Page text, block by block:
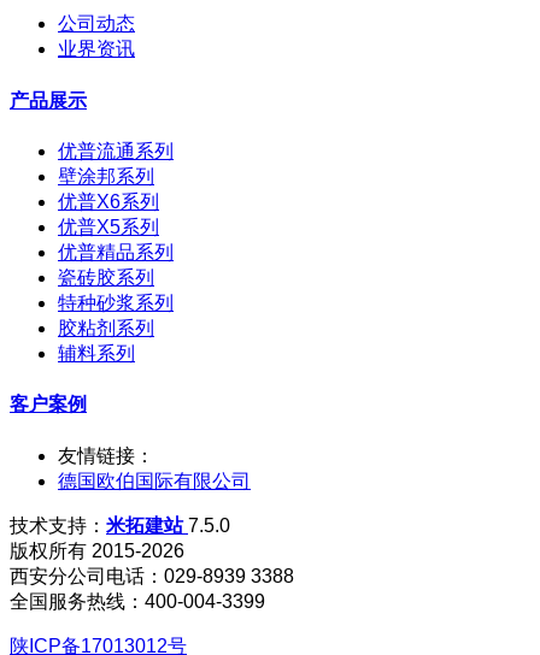
公司动态
业界资讯
产品展示
优普流通系列
壁涂邦系列
优普X6系列
优普X5系列
优普精品系列
瓷砖胶系列
特种砂浆系列
胶粘剂系列
辅料系列
客户案例
友情链接：
德国欧伯国际有限公司
技术支持： 米拓建站7.5.0
版权所有 2015-2026
西安分公司电话：029-8939 3388
全国服务热线：400-004-3399
陕ICP备17013012号